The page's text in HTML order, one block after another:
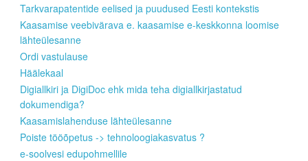
Tarkvarapatentide eelised ja puudused Eesti kontekstis
Kaasamise veebivärava e. kaasamise e-keskkonna loomise
lähteülesanne
Ordi vastulause
Häälekaal
Digiallkiri ja DigiDoc ehk mida teha digiallkirjastatud
dokumendiga?
Kaasamislahenduse lähteülesanne
Poiste tööõpetus -> tehnoloogiakasvatus ?
e-soolvesi edupohmellile